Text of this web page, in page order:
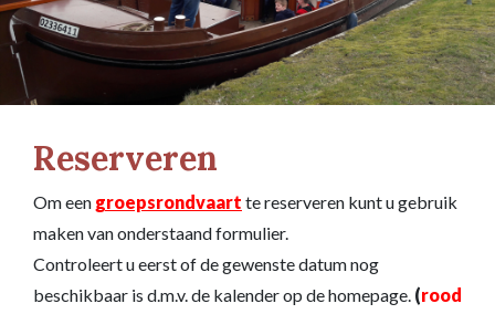
Reserveren
Om een groepsrondvaart te reserveren kunt u gebruik
maken van onderstaand formulier.
Controleert u eerst of de gewenste datum nog
beschikbaar is d.m.v. de kalender op de homepage. (rood